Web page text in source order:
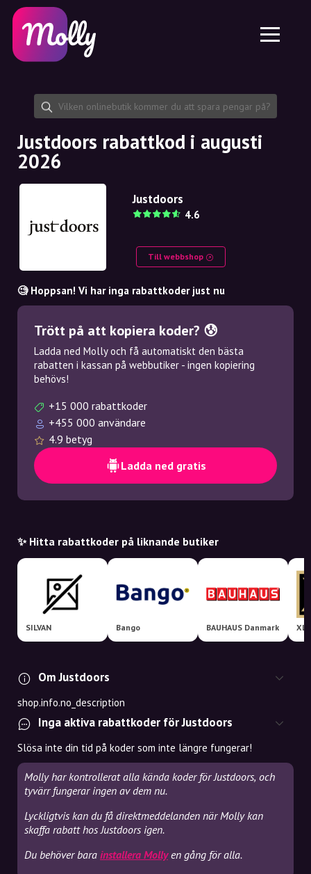
Hudvård
Hårvård
Dela rabattkod
Funktioner
Jobb
Om oss
Samarbete
Plattform
Molly till iPhone och iPad
Molly till Android
SE
EN
NO
NL
Justdoors rabattkod i augusti
2026
Justdoors
4.6
Till webbshop
🧐 Hoppsan! Vi har inga rabattkoder just nu
Trött på att kopiera koder? 😰
Ladda ned Molly och få automatiskt den bästa
rabatten i kassan på webbutiker - ingen kopiering
behövs!
+15 000 rabattkoder
+455 000 användare
4.9 betyg
Ladda ned gratis
✨ Hitta rabattkoder på liknande butiker
SILVAN Bango BAUHAUS Danmark XL-
Om Justdoors
shop.info.no_description
Inga aktiva rabattkoder för Justdoors
Slösa inte din tid på koder som inte längre fungerar!
Molly har kontrollerat alla kända koder för Justdoors, och
tyvärr fungerar ingen av dem nu.
Lyckligtvis kan du få direktmeddelanden när Molly kan
skaffa rabatt hos Justdoors igen.
Du behöver bara installera Mollyen gång för alla.